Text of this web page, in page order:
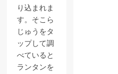
り込まれま
す。そこら
じゅうをタ
ップして調
べていると
ランタンを